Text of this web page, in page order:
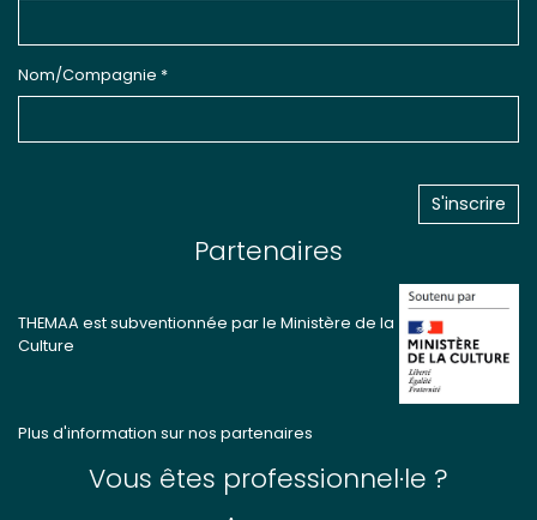
Nom/Compagnie *
Partenaires
THEMAA est subventionnée par le Ministère de la
Culture
Plus d'information sur nos partenaires
Vous êtes professionnel·le ?